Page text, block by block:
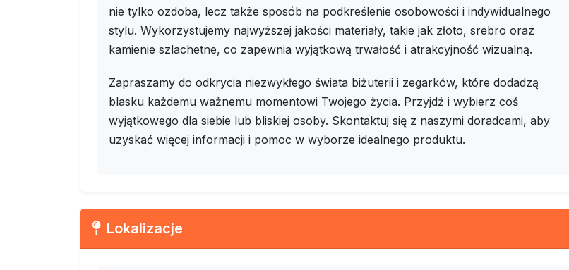
nie tylko ozdoba, lecz także sposób na podkreślenie osobowości i indywidualnego
stylu. Wykorzystujemy najwyższej jakości materiały, takie jak złoto, srebro oraz
kamienie szlachetne, co zapewnia wyjątkową trwałość i atrakcyjność wizualną.
Zapraszamy do odkrycia niezwykłego świata biżuterii i zegarków, które dodadzą
blasku każdemu ważnemu momentowi Twojego życia. Przyjdź i wybierz coś
wyjątkowego dla siebie lub bliskiej osoby. Skontaktuj się z naszymi doradcami, aby
uzyskać więcej informacji i pomoc w wyborze idealnego produktu.
Lokalizacje